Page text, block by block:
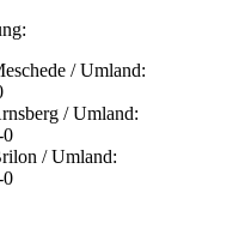
/ Umland:
/ Umland:
0
/ Umland:
0